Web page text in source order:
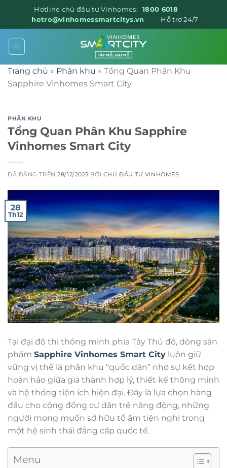
Hotline chủ đầu tư Vinhomes: 1800 6018
•
hotro@vinhomessmartcitys.vn
• Hỗ trợ 24/7
đến
dung
Trang chủ » Phân khu » Tổng Quan Phân Khu
Sapphire Vinhomes Smart City
PHÂN KHU
Tổng Quan Phân Khu Sapphire
Vinhomes Smart City
ĐÃ ĐĂNG TRÊN28/12/2025 BỞI CHỦ ĐẦU TƯ VINHOMES
28
Th12
Tại đại đô thị thông minh phía Tây Thủ đô, dòng sản
phẩm Sapphire Vinhomes Smart City luôn giữ
vững vị thế là phân khu “quốc dân” nhờ sự kết hợp
hoàn hảo giữa giá thành hợp lý, thiết kế thông minh
và hệ thống tiện ích hiện đại. Đây là lựa chọn hàng
đầu cho cộng đồng cư dân trẻ năng động, những
người mong muốn sở hữu tổ ấm tiện nghi trong
một hệ sinh thái đẳng cấp quốc tế.
Menu